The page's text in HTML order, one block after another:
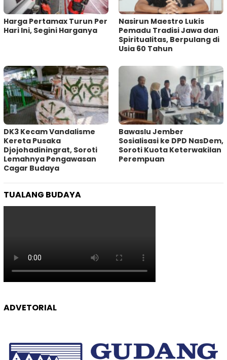
Harga Pertamax Turun Per
Hari Ini, Segini Harganya
‎Nasirun Maestro Lukis
Pemadu Tradisi Jawa dan
Spiritualitas, Berpulang di
Usia 60 Tahun
DK3 Kecam Vandalisme
Kereta Pusaka
Djojohadiningrat, Soroti
Lemahnya Pengawasan
Cagar Budaya
Bawaslu Jember
Sosialisasi ke DPD NasDem,
Soroti Kuota Keterwakilan
Perempuan
TUALANG BUDAYA
ADVETORIAL